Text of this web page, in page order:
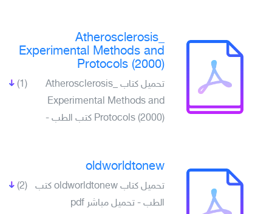
Atherosclerosis_
Experimental Methods and
Protocols (2000)
(1)
تحميل كتاب Atherosclerosis_
Experimental Methods and
Protocols (2000) كتب الطب -
oldworldtonew
(2)
تحميل كتاب oldworldtonew كتب
الطب - تحميل مباشر pdf